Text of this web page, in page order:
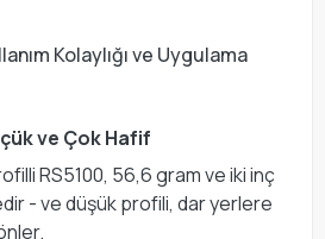
Kolaylığı ve Uygulama
ve Çok Hafif
RS5100, 56,6 gram ve iki inç
- ve düşük profili, dar yerlere